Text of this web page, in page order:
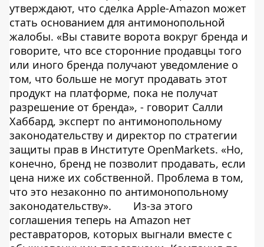
утверждают, что сделка Apple-Amazon может
стать основанием для антимонопольной
жалобы. «Вы ставите ворота вокруг бренда и
говорите, что все сторонние продавцы того
или иного бренда получают уведомление о
том, что больше не могут продавать этот
продукт на платформе, пока не получат
разрешение от бренда», - говорит Салли
Хаббард, эксперт по антимонопольному
законодательству и директор по стратегии
защиты прав в Институте OpenMarkets. «Но,
конечно, бренд не позволит продавать, если
цена ниже их собственной. Проблема в том,
что это незаконно по антимонопольному
законодательству».
Из-за этого
соглашения теперь на Amazon нет
реставраторов, которых выгнали вместе с